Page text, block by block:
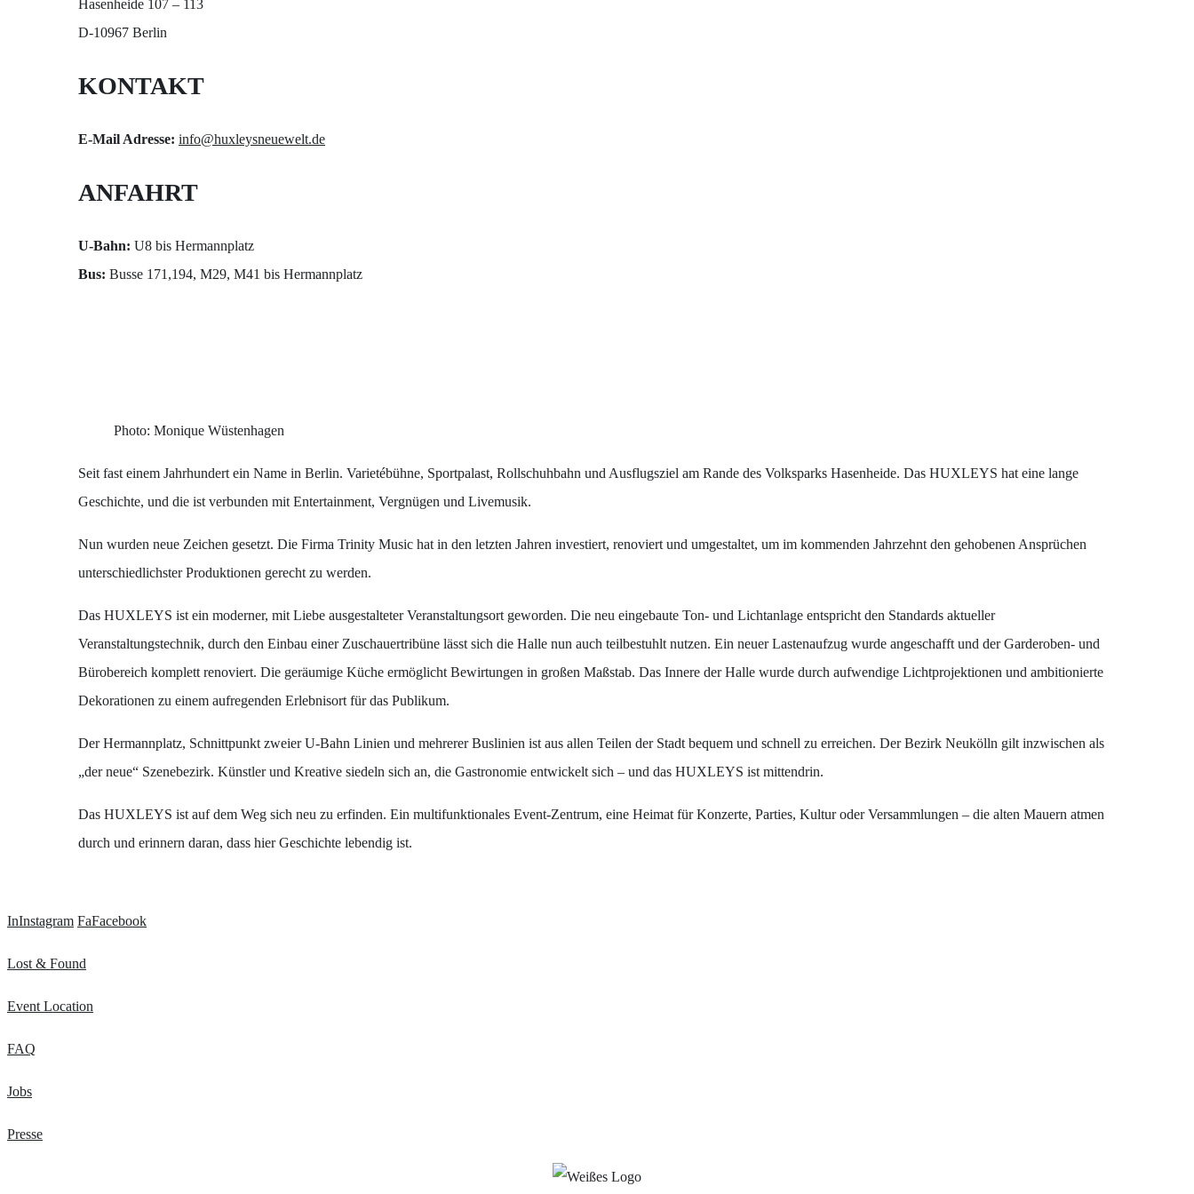
Hasenheide 107 – 113
D-10967 Berlin
KONTAKT
E-Mail Adresse: info@huxleysneuewelt.de
ANFAHRT
U-Bahn: U8 bis Hermannplatz
Bus: Busse 171,194, M29, M41 bis Hermannplatz
Photo: Monique Wüstenhagen
Seit fast einem Jahrhundert ein Name in Berlin. Varietébühne, Sportpalast, Rollschuhbahn und Ausflugsziel am Rande des Volksparks Hasenheide. Das HUXLEYS hat eine lange
Geschichte, und die ist verbunden mit Entertainment, Vergnügen und Livemusik.
Nun wurden neue Zeichen gesetzt. Die Firma Trinity Music hat in den letzten Jahren investiert, renoviert und umgestaltet, um im kommenden Jahrzehnt den gehobenen Ansprüchen
unterschiedlichster Produktionen gerecht zu werden.
Das HUXLEYS ist ein moderner, mit Liebe ausgestalteter Veranstaltungsort geworden. Die neu eingebaute Ton- und Lichtanlage entspricht den Standards aktueller
Veranstaltungstechnik, durch den Einbau einer Zuschauertribüne lässt sich die Halle nun auch teilbestuhlt nutzen. Ein neuer Lastenaufzug wurde angeschafft und der Garderoben- und
Bürobereich komplett renoviert. Die geräumige Küche ermöglicht Bewirtungen in großen Maßstab. Das Innere der Halle wurde durch aufwendige Lichtprojektionen und ambitionierte
Dekorationen zu einem aufregenden Erlebnisort für das Publikum.
Der Hermannplatz, Schnittpunkt zweier U-Bahn Linien und mehrerer Buslinien ist aus allen Teilen der Stadt bequem und schnell zu erreichen. Der Bezirk Neukölln gilt inzwischen als
„der neue“ Szenebezirk. Künstler und Kreative siedeln sich an, die Gastronomie entwickelt sich – und das HUXLEYS ist mittendrin.
Das HUXLEYS ist auf dem Weg sich neu zu erfinden. Ein multifunktionales Event-Zentrum, eine Heimat für Konzerte, Parties, Kultur oder Versammlungen – die alten Mauern atmen
durch und erinnern daran, dass hier Geschichte lebendig ist.
InInstagram FaFacebook
Lost & Found
Event Location
FAQ
Jobs
Presse